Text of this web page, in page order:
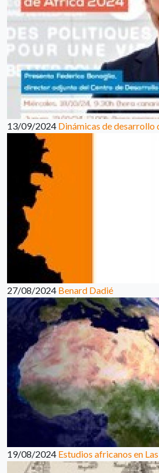
13/09/2024 Dinámicas de desarrollo
27/08/2024 Benard Dadié
19/08/2024 Estudios africanos en